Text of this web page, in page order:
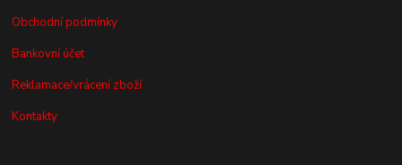
Obchodní podmínky
Bankovní účet
Reklamace/vrácení zboží
Kontakty